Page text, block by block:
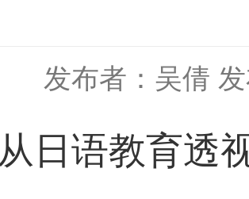
发布者：吴倩
从日语教育透